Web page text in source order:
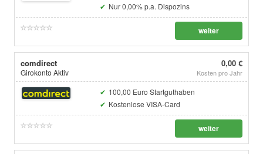
Nur 0,00% p.a. Dispozins
weiter
comdirect
Girokonto Aktiv
0,00 €
Kosten pro Jahr
100,00 Euro Startguthaben
Kostenlose VISA-Card
weiter